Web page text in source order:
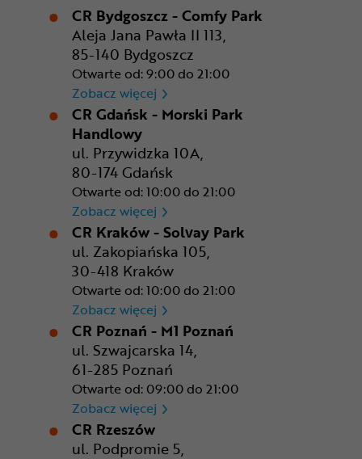
CR Bydgoszcz - Comfy Park
Aleja Jana Pawła II 113,
85-140 Bydgoszcz
Otwarte od: 9:00 do 21:00
Zobacz więcej CR Bydgoszcz - Comfy Park
CR Gdańsk - Morski Park
Handlowy
ul. Przywidzka 10A,
80-174 Gdańsk
Otwarte od: 10:00 do 21:00
Zobacz więcej CR Gdańsk - Morski Park
CR Kraków - Solvay Park
ul. Zakopiańska 105,
30-418 Kraków
Otwarte od: 10:00 do 21:00
Zobacz więcej CR Kraków - Solvay Park
CR Poznań - M1 Poznań
ul. Szwajcarska 14,
61-285 Poznań
Otwarte od: 09:00 do 21:00
Zobacz więcej CR Poznań - M1 Poznań
CR Rzeszów
ul. Podpromie 5,